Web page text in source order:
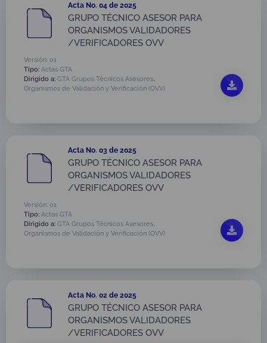
Acta No. 04 de 2025
GRUPO TÉCNICO ASESOR PARA
ORGANISMOS VALIDADORES
/VERIFICADORES OVV
Versión: 01
Tipo: Actas GTA
Dirigido a: GTA Grupos Técnicos Asesores,
Organismos de Validación y Verificación (OVV)
Acta No. 03 de 2025
GRUPO TÉCNICO ASESOR PARA
ORGANISMOS VALIDADORES
/VERIFICADORES OVV
Versión: 01
Tipo: Actas GTA
Dirigido a: GTA Grupos Técnicos Asesores,
Organismos de Validación y Verificación (OVV)
Acta No. 02 de 2025
GRUPO TÉCNICO ASESOR PARA
ORGANISMOS VALIDADORES
/VERIFICADORES OVV